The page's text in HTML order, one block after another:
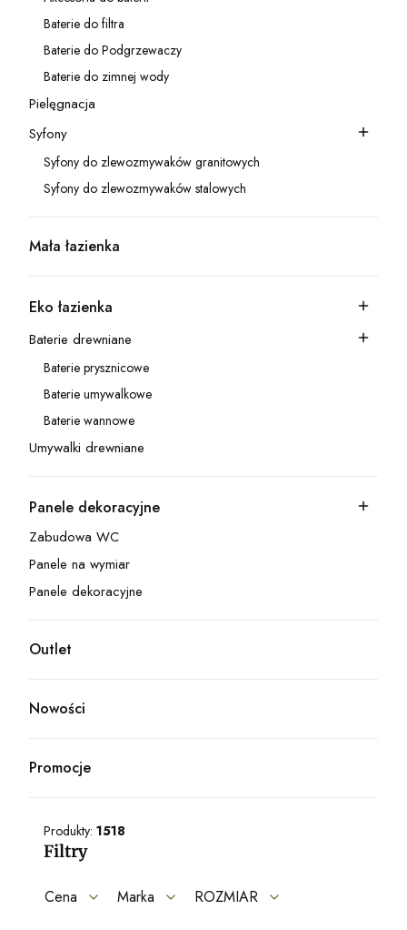
Kategoria - Akcesoria do baterii
Kategoria - Baterie do filtra
Baterie do filtra
Kategoria - Baterie do Podgrzewaczy
Baterie do Podgrzewaczy
Kategoria - Baterie do zimnej wody
Baterie do zimnej wody
Kategoria - Pielęgnacja
Pielęgnacja
Kategoria - Syfony
Syfony
Kategoria - Syfony do zlewozmywaków granitowych
Syfony do zlewozmywaków granitowych
Kategoria - Syfony do zlewozmywaków stalowych
Syfony do zlewozmywaków stalowych
Kategoria - Mała łazienka
Mała łazienka
Kategoria - Eko łazienka
Eko łazienka
Kategoria - Baterie drewniane
Baterie drewniane
Kategoria - Baterie prysznicowe
Baterie prysznicowe
Kategoria - Baterie umywalkowe
Baterie umywalkowe
Kategoria - Baterie wannowe
Baterie wannowe
Kategoria - Umywalki drewniane
Umywalki drewniane
Kategoria - Panele dekoracyjne
Panele dekoracyjne
Kategoria - Zabudowa WC
Zabudowa WC
Kategoria - Panele na wymiar
Panele na wymiar
Kategoria - Panele dekoracyjne
Panele dekoracyjne
Kategoria - Outlet
Outlet
Nowości
Promocje
Produkty: 1518
Filtry
Cena Marka
ROZMIAR